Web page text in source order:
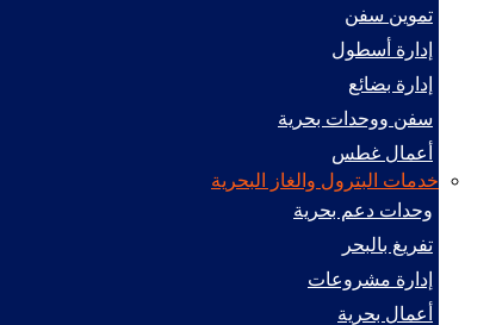
تموين سفن
إدارة أسطول
إدارة بضائع
سفن ووحدات بحرية
أعمال غطس
خدمات البترول والغاز البحرية
وحدات دعم بحرية
تفريغ بالبحر
إدارة مشروعات
أعمال بحرية